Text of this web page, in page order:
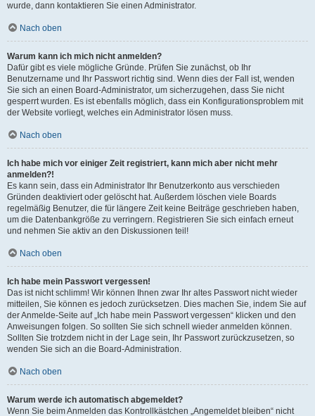
wurde, dann kontaktieren Sie einen Administrator.
Nach oben
Warum kann ich mich nicht anmelden?
Dafür gibt es viele mögliche Gründe. Prüfen Sie zunächst, ob Ihr
Benutzername und Ihr Passwort richtig sind. Wenn dies der Fall ist, wenden
Sie sich an einen Board-Administrator, um sicherzugehen, dass Sie nicht
gesperrt wurden. Es ist ebenfalls möglich, dass ein Konfigurationsproblem mit
der Website vorliegt, welches ein Administrator lösen muss.
Nach oben
Ich habe mich vor einiger Zeit registriert, kann mich aber nicht mehr
anmelden?!
Es kann sein, dass ein Administrator Ihr Benutzerkonto aus verschieden
Gründen deaktiviert oder gelöscht hat. Außerdem löschen viele Boards
regelmäßig Benutzer, die für längere Zeit keine Beiträge geschrieben haben,
um die Datenbankgröße zu verringern. Registrieren Sie sich einfach erneut
und nehmen Sie aktiv an den Diskussionen teil!
Nach oben
Ich habe mein Passwort vergessen!
Das ist nicht schlimm! Wir können Ihnen zwar Ihr altes Passwort nicht wieder
mitteilen, Sie können es jedoch zurücksetzen. Dies machen Sie, indem Sie auf
der Anmelde-Seite auf „Ich habe mein Passwort vergessen“ klicken und den
Anweisungen folgen. So sollten Sie sich schnell wieder anmelden können.
Sollten Sie trotzdem nicht in der Lage sein, Ihr Passwort zurückzusetzen, so
wenden Sie sich an die Board-Administration.
Nach oben
Warum werde ich automatisch abgemeldet?
Wenn Sie beim Anmelden das Kontrollkästchen „Angemeldet bleiben“ nicht